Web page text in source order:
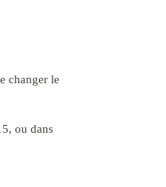
changer le
ou dans